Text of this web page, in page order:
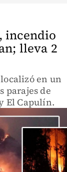
incendio
lleva 2
en un
parajes de
El Capulín.